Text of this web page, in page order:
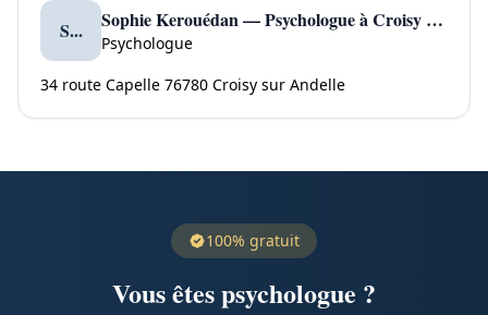
S... Sophie Kerouédan — Psychologue à Croisy sur Andelle
Psychologue
34 route Capelle 76780 Croisy sur Andelle
100% gratuit
Vous êtes psychologue ?